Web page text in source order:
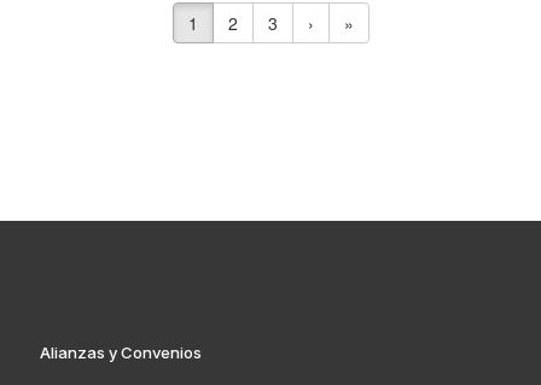
1 2 3 › »
Alianzas y Convenios